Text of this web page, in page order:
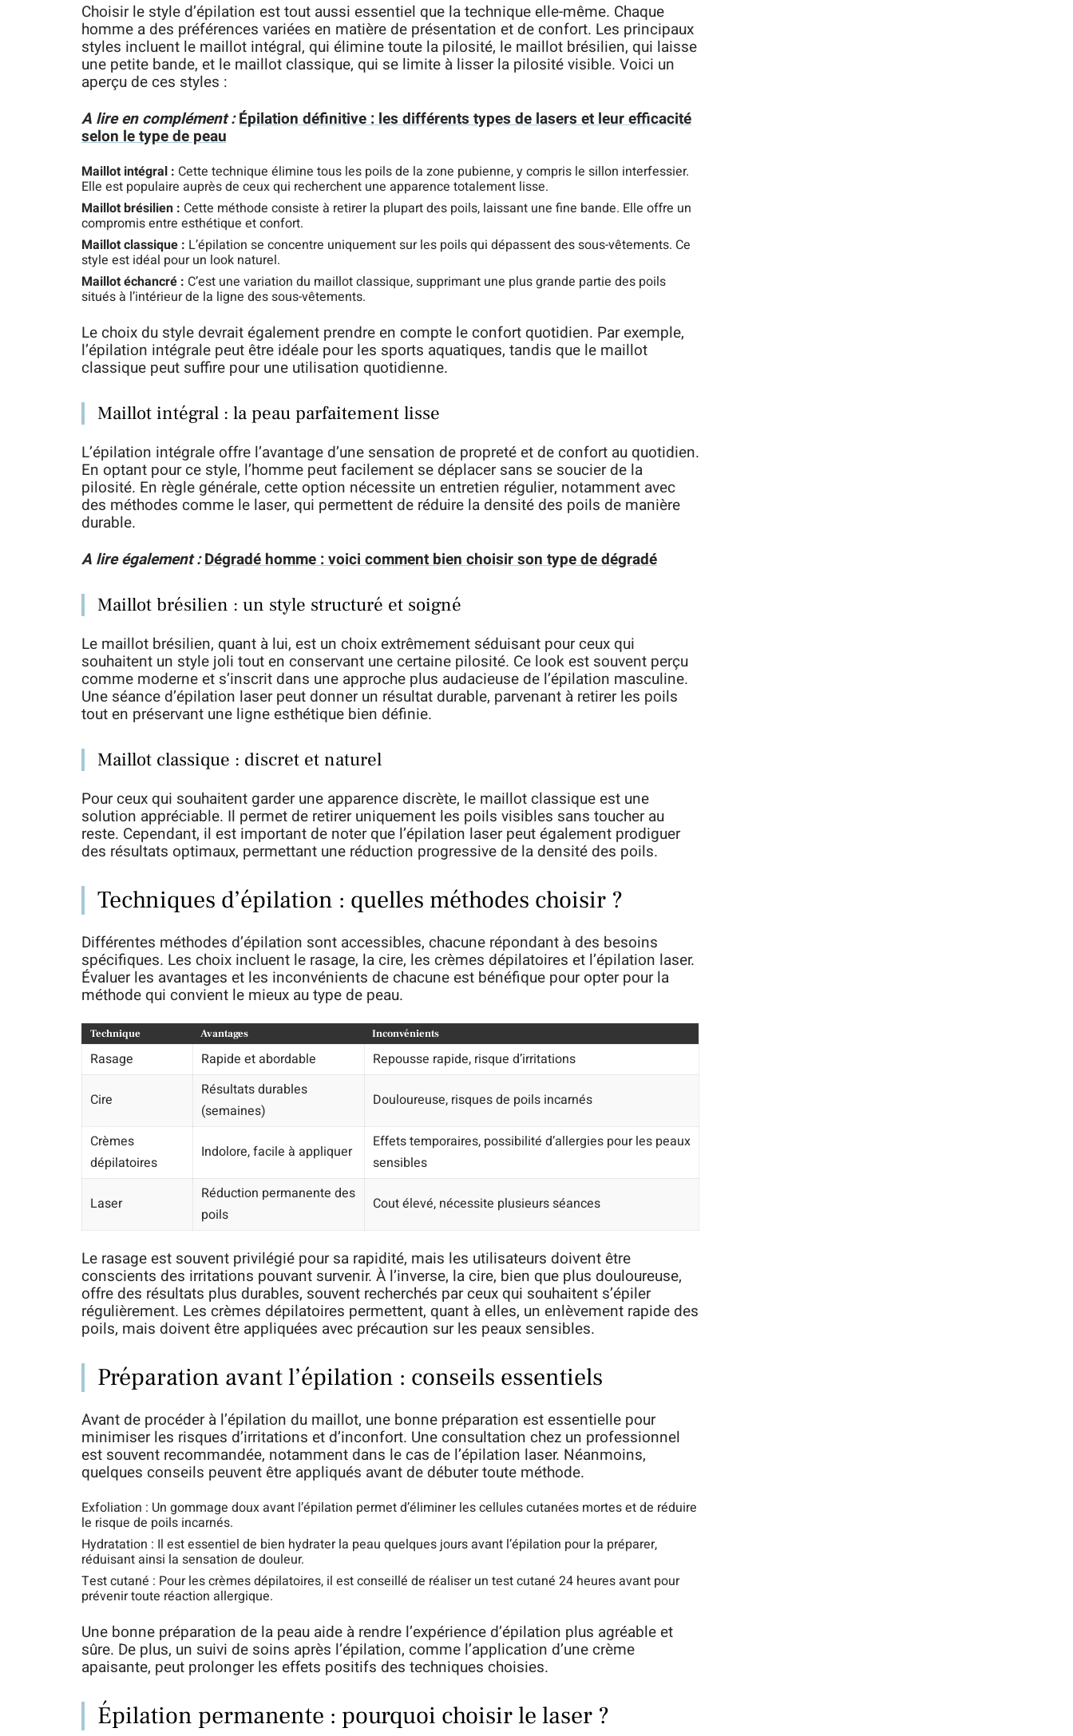
Choisir le style d’épilation est tout aussi essentiel que la technique elle-même. Chaque
homme a des préférences variées en matière de présentation et de confort. Les principaux
styles incluent le maillot intégral, qui élimine toute la pilosité, le maillot brésilien, qui laisse
une petite bande, et le maillot classique, qui se limite à lisser la pilosité visible. Voici un
aperçu de ces styles :
A lire en complément :Épilation définitive : les différents types de lasers et leur efficacité
selon le type de peau
Maillot intégral : Cette technique élimine tous les poils de la zone pubienne, y compris le sillon interfessier.
Elle est populaire auprès de ceux qui recherchent une apparence totalement lisse.
Maillot brésilien : Cette méthode consiste à retirer la plupart des poils, laissant une fine bande. Elle offre un
compromis entre esthétique et confort.
Maillot classique : L’épilation se concentre uniquement sur les poils qui dépassent des sous-vêtements. Ce
style est idéal pour un look naturel.
Maillot échancré : C’est une variation du maillot classique, supprimant une plus grande partie des poils
situés à l’intérieur de la ligne des sous-vêtements.
Le choix du style devrait également prendre en compte le confort quotidien. Par exemple,
l’épilation intégrale peut être idéale pour les sports aquatiques, tandis que le maillot
classique peut suffire pour une utilisation quotidienne.
Maillot intégral : la peau parfaitement lisse
L’épilation intégrale offre l’avantage d’une sensation de propreté et de confort au quotidien.
En optant pour ce style, l’homme peut facilement se déplacer sans se soucier de la
pilosité. En règle générale, cette option nécessite un entretien régulier, notamment avec
des méthodes comme le laser, qui permettent de réduire la densité des poils de manière
durable.
A lire également :Dégradé homme : voici comment bien choisir son type de dégradé
Maillot brésilien : un style structuré et soigné
Le maillot brésilien, quant à lui, est un choix extrêmement séduisant pour ceux qui
souhaitent un style joli tout en conservant une certaine pilosité. Ce look est souvent perçu
comme moderne et s’inscrit dans une approche plus audacieuse de l’épilation masculine.
Une séance d’épilation laser peut donner un résultat durable, parvenant à retirer les poils
tout en préservant une ligne esthétique bien définie.
Maillot classique : discret et naturel
Pour ceux qui souhaitent garder une apparence discrète, le maillot classique est une
solution appréciable. Il permet de retirer uniquement les poils visibles sans toucher au
reste. Cependant, il est important de noter que l’épilation laser peut également prodiguer
des résultats optimaux, permettant une réduction progressive de la densité des poils.
Techniques d’épilation : quelles méthodes choisir ?
Différentes méthodes d’épilation sont accessibles, chacune répondant à des besoins
spécifiques. Les choix incluent le rasage, la cire, les crèmes dépilatoires et l’épilation laser.
Évaluer les avantages et les inconvénients de chacune est bénéfique pour opter pour la
méthode qui convient le mieux au type de peau.
Technique Avantages Inconvénients
Rasage Rapide et abordable Repousse rapide, risque d’irritations
Cire
Résultats durables
(semaines)
Douloureuse, risques de poils incarnés
Crèmes
dépilatoires
Indolore, facile à appliquer
Effets temporaires, possibilité d’allergies pour les peaux
sensibles
Laser
Réduction permanente des
poils
Cout élevé, nécessite plusieurs séances
Le rasage est souvent privilégié pour sa rapidité, mais les utilisateurs doivent être
conscients des irritations pouvant survenir. À l’inverse, la cire, bien que plus douloureuse,
offre des résultats plus durables, souvent recherchés par ceux qui souhaitent s’épiler
régulièrement. Les crèmes dépilatoires permettent, quant à elles, un enlèvement rapide des
poils, mais doivent être appliquées avec précaution sur les peaux sensibles.
Préparation avant l’épilation : conseils essentiels
Avant de procéder à l’épilation du maillot, une bonne préparation est essentielle pour
minimiser les risques d’irritations et d’inconfort. Une consultation chez un professionnel
est souvent recommandée, notamment dans le cas de l’épilation laser. Néanmoins,
quelques conseils peuvent être appliqués avant de débuter toute méthode.
Exfoliation : Un gommage doux avant l’épilation permet d’éliminer les cellules cutanées mortes et de réduire
le risque de poils incarnés.
Hydratation : Il est essentiel de bien hydrater la peau quelques jours avant l’épilation pour la préparer,
réduisant ainsi la sensation de douleur.
Test cutané : Pour les crèmes dépilatoires, il est conseillé de réaliser un test cutané 24 heures avant pour
prévenir toute réaction allergique.
Une bonne préparation de la peau aide à rendre l’expérience d’épilation plus agréable et
sûre. De plus, un suivi de soins après l’épilation, comme l’application d’une crème
apaisante, peut prolonger les effets positifs des techniques choisies.
Épilation permanente : pourquoi choisir le laser ?